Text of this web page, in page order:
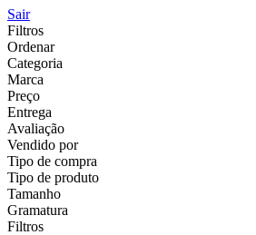
Sair
Filtros
Ordenar
Categoria
Marca
Preço
Entrega
Avaliação
Vendido por
Tipo de compra
Tipo de produto
Tamanho
Gramatura
Filtros